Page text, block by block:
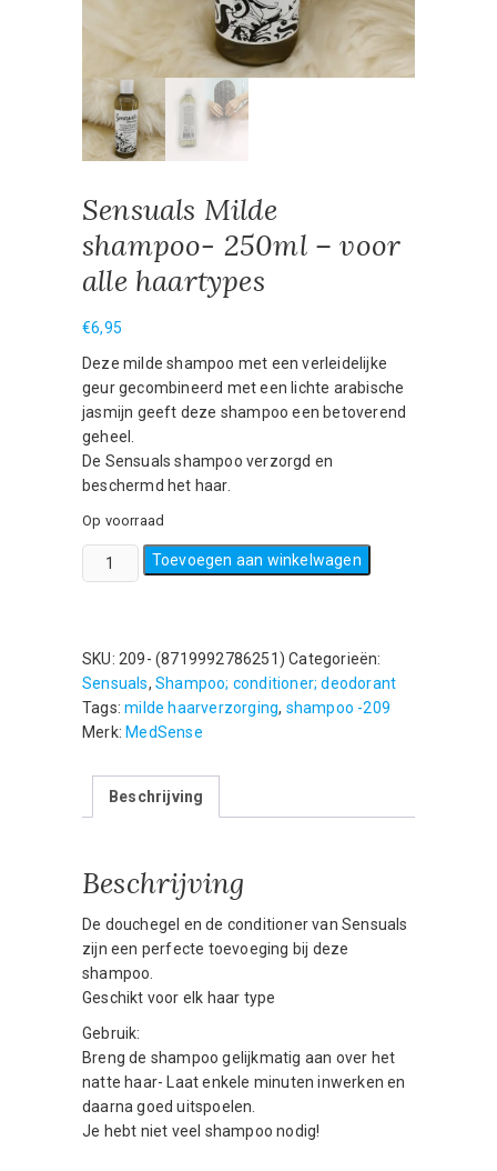
Sensuals Milde
shampoo- 250ml – voor
alle haartypes
€6,95
Deze milde shampoo met een verleidelijke
geur gecombineerd met een lichte arabische
jasmijn geeft deze shampoo een betoverend
geheel.
De Sensuals shampoo verzorgd en
beschermd het haar.
Op voorraad
Sensuals
Milde
-
voor
alle
haartypes
Toevoegen aan winkelwagen
SKU: 209- (8719992786251) Categorieën:
Sensuals,Shampoo; conditioner; deodorant
Tags:milde haarverzorging, shampoo -209
Merk: MedSense
Beschrijving
Beschrijving
De douchegel en de conditioner van Sensuals
zijn een perfecte toevoeging bij deze
shampoo.
Geschikt voor elk haar type
Gebruik:
Breng de shampoo gelijkmatig aan over het
natte haar- Laat enkele minuten inwerken en
daarna goed uitspoelen.
Je hebt niet veel shampoo nodig!